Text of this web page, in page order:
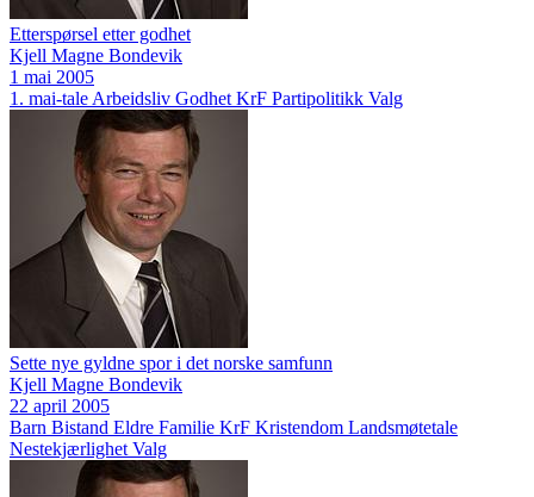
Etterspørsel etter godhet
Kjell Magne Bondevik
1 mai 2005
1. mai-tale Arbeidsliv Godhet KrF Partipolitikk Valg
Sette nye gyldne spor i det norske samfunn
Kjell Magne Bondevik
22 april 2005
Barn Bistand Eldre Familie KrF Kristendom Landsmøtetale
Nestekjærlighet Valg